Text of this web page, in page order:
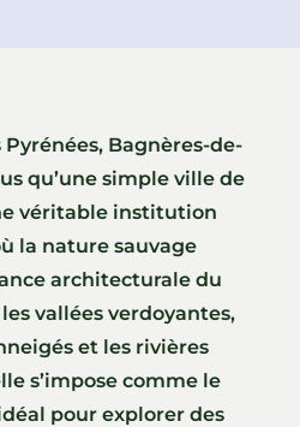
Bagnères-de-
qu’une simple ville de
véritable institution
la nature sauvage
architecturale du
vallées verdoyantes,
et les rivières
s’impose comme le
pour explorer des